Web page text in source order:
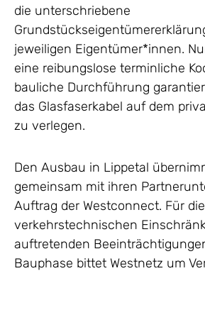
die unterschriebene
jeweiligen Eigentümer*innen.
eine reibungslose terminliche
bauliche Durchführung
das Glasfaserkabel auf dem
zu verlegen.
Den Ausbau in Lippetal
gemeinsam mit ihren
Auftrag der Westconnect. Für
verkehrstechnischen
auftretenden
Bauphase bittet Westnetz um